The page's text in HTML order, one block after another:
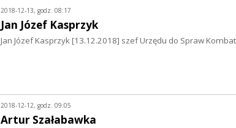
2018-12-13, godz. 08:17
Jan Józef Kasprzyk
Jan Józef Kasprzyk [13.12.2018] szef Urzędu do Spraw
2018-12-12, godz. 09:05
Artur Szałabawka